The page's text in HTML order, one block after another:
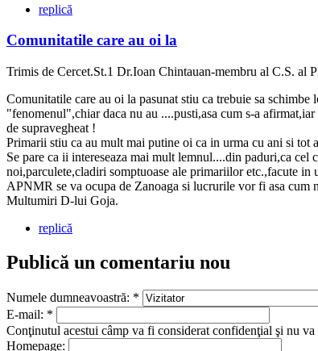
replică
Comunitatile care au oi la
Trimis de Cercet.St.1 Dr.Ioan Chintauan-membru al C.S. al
Comunitatile care au oi la pasunat stiu ca trebuie sa
"fenomenul",chiar daca nu au ....pusti,asa cum s-a
de supravegheat !
Primarii stiu ca au mult mai putine oi ca in urma cu ani si tot
Se pare ca ii intereseaza mai mult lemnul....din paduri,ca
noi,parculete,cladiri somptuoase ale primariilor etc.,facute in
APNMR se va ocupa de Zanoaga si lucrurile vor fi asa cum
Multumiri D-lui Goja.
replică
Publică un comentariu nou
Numele dumneavoastră: *
E-mail: *
Conţinutul acestui câmp va fi considerat confidenţial şi nu
Homepage: